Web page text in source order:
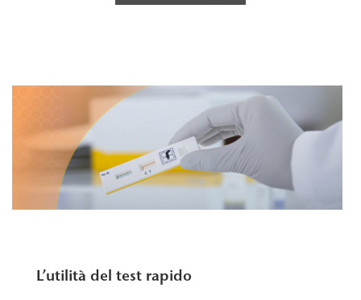
L’utilità del test rapido